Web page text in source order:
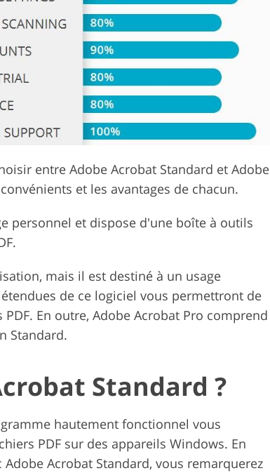
entre Adobe Acrobat Standard et Adobe
et les avantages de chacun.
personnel et dispose d'une boîte à outils
mais il est destiné à un usage
de ce logiciel vous permettront de
En outre, Adobe Acrobat Pro comprend
Standard.
Standard ?
hautement fonctionnel vous
PDF sur des appareils Windows. En
Acrobat Standard, vous remarquerez